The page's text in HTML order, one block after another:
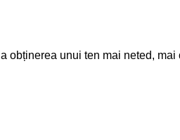
obținerea unui ten mai neted, mai